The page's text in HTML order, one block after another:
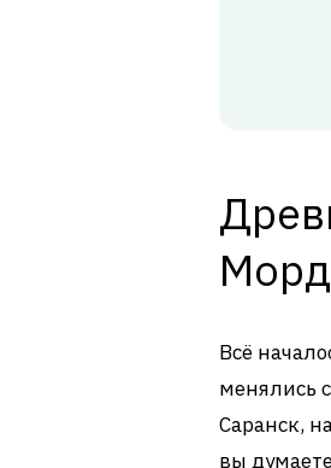
Всё
менялись
Саранск,
вы